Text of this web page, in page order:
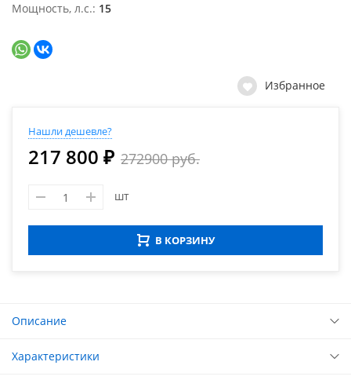
Мощность, л.с. 15
Избранное
Нашли дешевле?
217 800 ₽ 272900 руб.
шт
В КОРЗИНУ
Описание
Характеристики